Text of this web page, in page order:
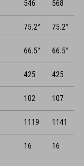
546 568
75.2° 75.2°
66.5° 66.5°
425 425
102 107
1119 1141
16 16